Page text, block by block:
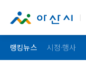
랭킹뉴스 시정·행사